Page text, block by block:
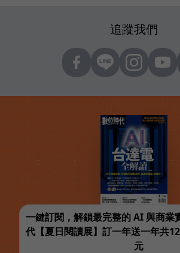
追蹤我們
一鍵訂閱，解鎖最完整的 AI 與商業
代【夏日閱讀展】訂一年送一年共
元